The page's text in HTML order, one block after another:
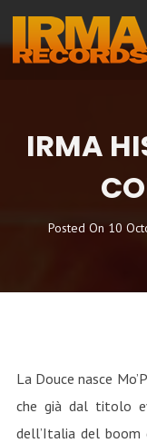
IRMA
Posted On 10
La Douce nasce
che già dal titolo
dell’Italia del boom